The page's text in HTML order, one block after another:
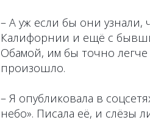
– А уж если бы они узнали,
Калифорнии и ещё с
Обамой, им бы точно легче
произошло.
– Я опубликовала в
небо». Писала её, и слёзы